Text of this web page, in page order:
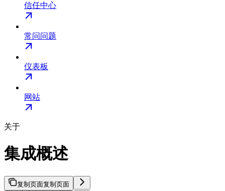
信任中心
常问问题
仪表板
网站
关于
集成概述
复制页面复制页面